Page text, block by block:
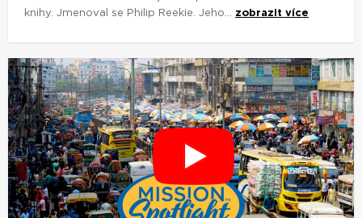
knihy. Jmenoval se Philip Reekie. Jeho... zobrazit více